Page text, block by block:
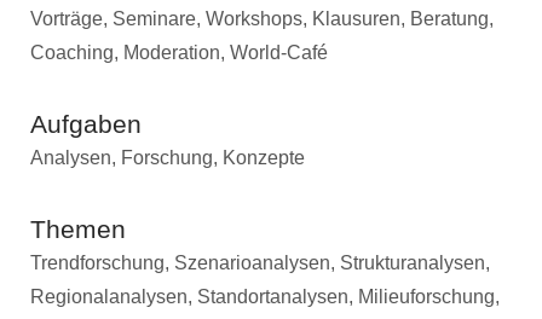
Vorträge, Seminare, Workshops, Klausuren, Beratung,
Coaching, Moderation, World-Café
Aufgaben
Analysen, Forschung, Konzepte
Themen
Trendforschung, Szenarioanalysen, Strukturanalysen,
Regionalanalysen, Standortanalysen, Milieuforschung,